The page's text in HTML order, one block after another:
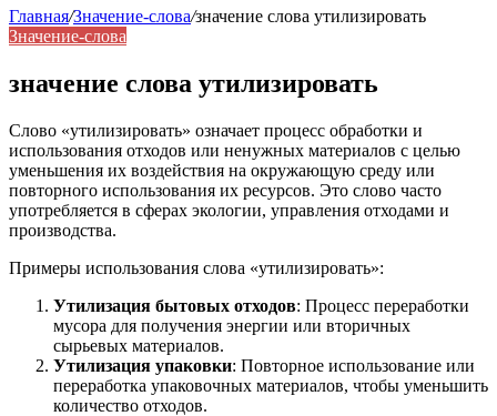
Главная/Значение-слова/значение слова утилизировать
Значение-слова
значение слова утилизировать
Слово «утилизировать» означает процесс обработки и
использования отходов или ненужных материалов с целью
уменьшения их воздействия на окружающую среду или
повторного использования их ресурсов. Это слово часто
употребляется в сферах экологии, управления отходами и
производства.
Примеры использования слова «утилизировать»:
Утилизация бытовых отходов: Процесс переработки
мусора для получения энергии или вторичных
сырьевых материалов.
Утилизация упаковки: Повторное использование или
переработка упаковочных материалов, чтобы уменьшить
количество отходов.